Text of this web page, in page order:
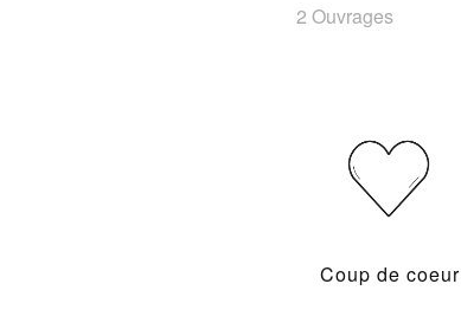
2 Ouvrages
Coup de coeur